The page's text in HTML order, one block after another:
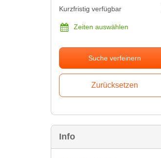
Kurzfristig verfügbar
Zeiten auswählen
Suche verfeinern
Info